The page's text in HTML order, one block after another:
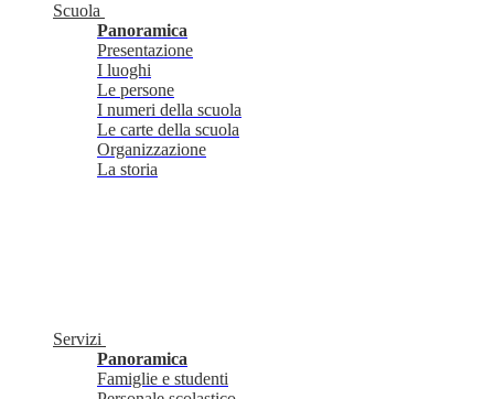
Scuola
Panoramica
Presentazione
I luoghi
Le persone
I numeri della scuola
Le carte della scuola
Organizzazione
La storia
Servizi
Panoramica
Famiglie e studenti